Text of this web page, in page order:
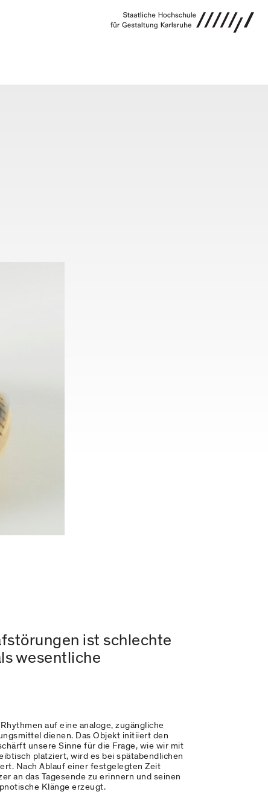
ist schlechte
wesentliche
auf eine analoge, zugängliche
dienen. Das Objekt initiiert den
unsere Sinne für die Frage, wie wir mit
platziert, wird es bei spätabendlichen
Nach Ablauf einer festgelegten Zeit
an das Tagesende zu erinnern und seinen
Klänge erzeugt.